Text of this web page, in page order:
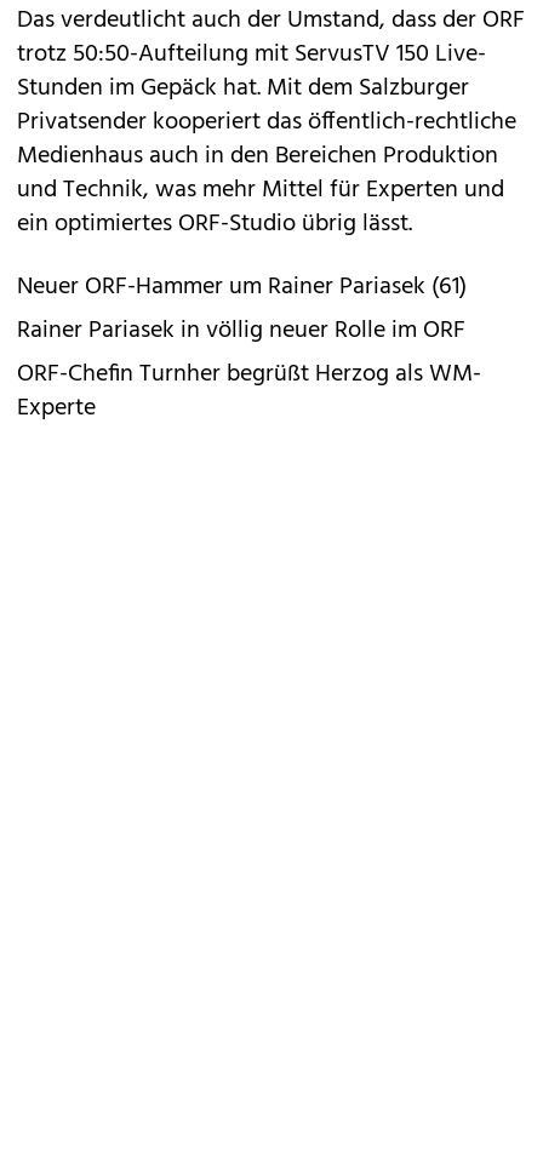
Das verdeutlicht auch der Umstand, dass der ORF
trotz 50:50-Aufteilung mit ServusTV 150 Live-
Stunden im Gepäck hat. Mit dem Salzburger
Privatsender kooperiert das öffentlich-rechtliche
Medienhaus auch in den Bereichen Produktion
und Technik, was mehr Mittel für Experten und
ein optimiertes ORF-Studio übrig lässt.
Neuer ORF-Hammer um Rainer Pariasek (61)
Rainer Pariasek in völlig neuer Rolle im ORF
ORF-Chefin Turnher begrüßt Herzog als WM-
Experte